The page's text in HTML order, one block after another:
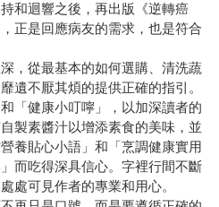
和迴響之後，再出版《逆轉癌
正是回應病友的需求，也是符合
從最基本的如何選購、清洗蔬
遺不厭其煩的提供正確的指引。
「健康小叮嚀」，以加深讀者的
製素醬汁以增添素食的美味，並
養貼心小語」和「烹調健康實用
而吃得深具信心。字裡行間不斷
處可見作者的專業和用心。